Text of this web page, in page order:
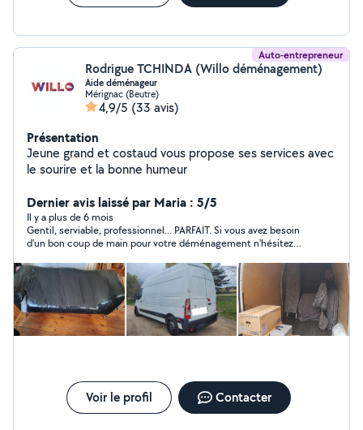
Auto-entrepreneur
Rodrigue TCHINDA (Willo déménagement)
Aide déménageur
Mérignac (Beutre)
4,9/5 (33 avis)
Présentation
Jeune grand et costaud vous propose ses services avec
le sourire et la bonne humeur
Dernier avis laissé par Maria : 5/5
Il y a plus de 6 mois
Gentil, serviable, professionnel... PARFAIT. Si vous avez besoin
d'un bon coup de main pour votre déménagement n'hésitez
accepté de nous aider avec un matelas en plus qui n'était pas
prévu sans augmenter de prix. Merci encore
Voir le profil Contacter